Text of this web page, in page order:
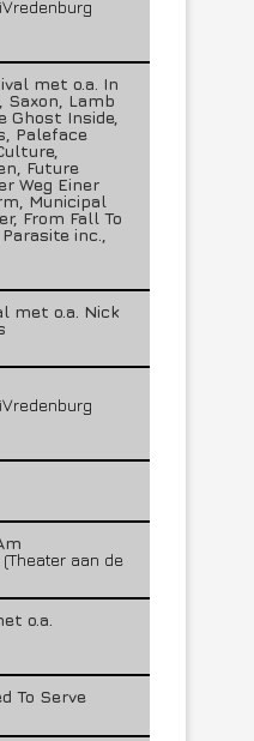
met o.a. In
Saxon, Lamb
Ghost Inside,
Paleface
Future
Weg Einer
Municipal
From Fall To
inc.,
met o.a. Nick
aan de
o.a.
To Serve